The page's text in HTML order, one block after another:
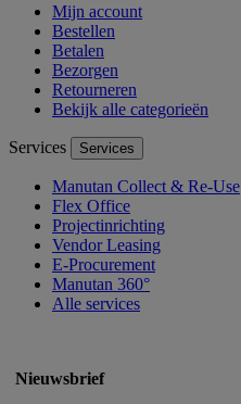
Mijn account
Bestellen
Betalen
Bezorgen
Retourneren
Bekijk alle categorieën
Services Services
Manutan Collect & Re-Use
Flex Office
Projectinrichting
Vendor Leasing
E-Procurement
Manutan 360°
Alle services
Nieuwsbrief